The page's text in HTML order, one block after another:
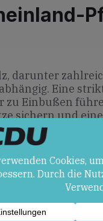
darunter
Eine
Einbußen
sichern und
in